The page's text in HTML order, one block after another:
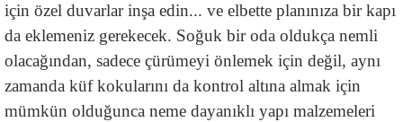
için özel duvarlar inşa edin... ve elbette planınıza bir kapı
da eklemeniz gerekecek. Soğuk bir oda oldukça nemli
olacağından, sadece çürümeyi önlemek için değil, aynı
zamanda küf kokularını da kontrol altına almak için
mümkün olduğunca neme dayanıklı yapı malzemeleri